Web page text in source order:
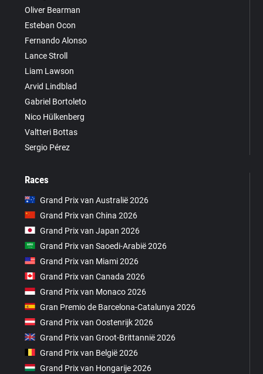
Oliver Bearman
Esteban Ocon
Fernando Alonso
Lance Stroll
Liam Lawson
Arvid Lindblad
Gabriel Bortoleto
Nico Hülkenberg
Valtteri Bottas
Sergio Pérez
Races
Grand Prix van Australië 2026
Grand Prix van China 2026
Grand Prix van Japan 2026
Grand Prix van Saoedi-Arabië 2026
Grand Prix van Miami 2026
Grand Prix van Canada 2026
Grand Prix van Monaco 2026
Gran Premio de Barcelona-Catalunya 2026
Grand Prix van Oostenrijk 2026
Grand Prix van Groot-Brittannië 2026
Grand Prix van België 2026
Grand Prix van Hongarije 2026